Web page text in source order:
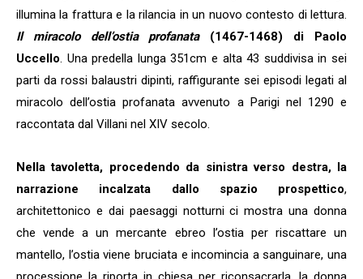
illumina la frattura e la rilancia in un nuovo contesto di lettura.
Il miracolo dell’ostia profanata(1467-1468) di Paolo
Uccello. Una predella lunga 351cm e alta 43 suddivisa in sei
parti da rossi balaustri dipinti, raffigurante sei episodi legati al
miracolo dell’ostia profanata avvenuto a Parigi nel 1290 e
raccontata dal Villani nel XIV secolo.
Nella tavoletta, procedendo da sinistra verso destra, la
narrazione incalzata dallo spazio prospettico,
architettonico e dai paesaggi notturni ci mostra una donna
che vende a un mercante ebreo l’ostia per riscattare un
mantello, l’ostia viene bruciata e incomincia a sanguinare, una